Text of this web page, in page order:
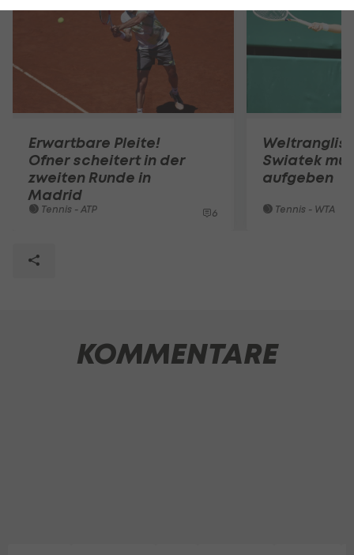
Erwartbare Pleite!
Ofner scheitert in der
zweiten Runde in
Madrid
Tennis - ATP 6
Swiatek
aufgeben
Tennis - WTA
KOMMENTARE